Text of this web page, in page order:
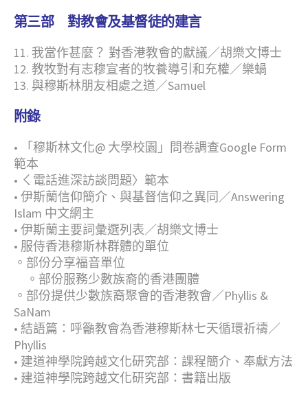
第三部 對教會及基督徒的建言
11. 我當作甚麼？ 對香港教會的獻議／胡樂文博士
12. 教牧對有志穆宣者的牧養導引和充權／樂蝸
13. 與穆斯林朋友相處之道／Samuel
附錄
•
「穆斯林文化@ 大學校園」問卷調查Google Form
範本
• ㄑ電話進深訪談問題〉範本
• 伊斯蘭信仰簡介、與基督信仰之異同／Answering
Islam 中文網主
• 伊斯蘭主要詞彙選列表／胡樂文博士
• 服侍香港穆斯林群體的單位
。部份分享福音單位
。部份服務少數族裔的香港團體
。部份提供少數族裔聚會的香港教會／Phyllis &
SaNam
• 結語篇：呼籲教會為香港穆斯林七天循環祈禱／
Phyllis
• 建道神學院跨越文化研究部：課程簡介、奉獻方法
• 建道神學院跨越文化研究部：書籍出版